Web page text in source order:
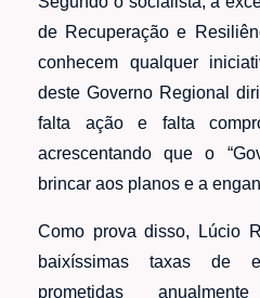
de Recuperação e
conhecem qualquer
deste Governo Regional
falta ação e falta
acrescentando que o
brincar aos planos e a
Como prova disso, Lúcio
baixíssimas taxas de
prometidas